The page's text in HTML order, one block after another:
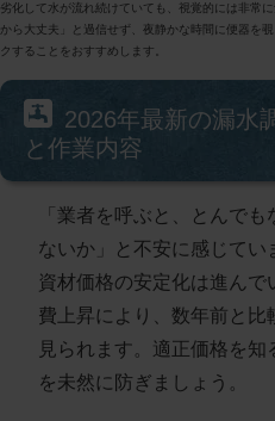
劣化して水が流れ続けていても、視覚的には非常
から大丈夫」と過信せず、夜静かな時間に便器を
クすることをおすすめします。
2026年最新の漏水
と作業内容
「業者を呼ぶと、とんで
ないか」と不安に感じてい
資材価格の安定化は進ん
費上昇により、数年前と
見られます。適正価格を
を未然に防ぎましょう。